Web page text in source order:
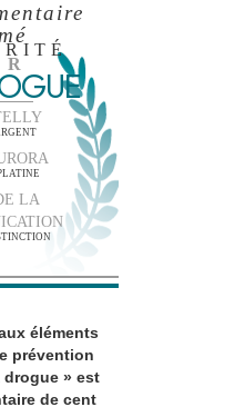
LA
éléments
prévention
drogue » est
de cent